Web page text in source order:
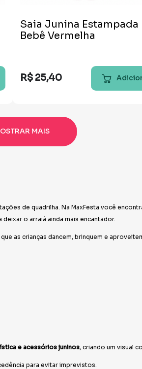
Saia Junina Estampada
Bebê Vermelha
R$ 25,40
MAIS
de quadrilha. Na MaxFesta você
o arraiá ainda mais encantador.
as crianças dancem, brinquem e
e acessórios juninos, criando um visual
para evitar imprevistos.